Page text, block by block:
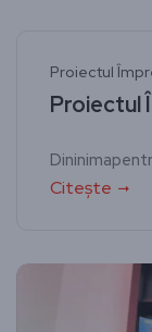
Proiectul
Proiectul
Citește